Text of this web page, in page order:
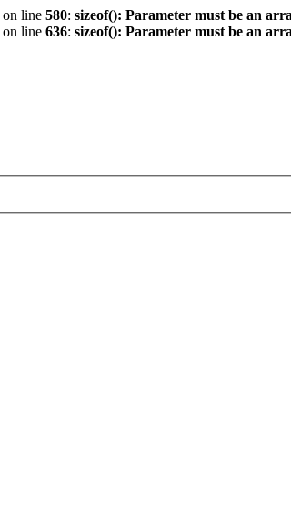
on line 580: sizeof(): Parameter must be an
on line 636: sizeof(): Parameter must be an